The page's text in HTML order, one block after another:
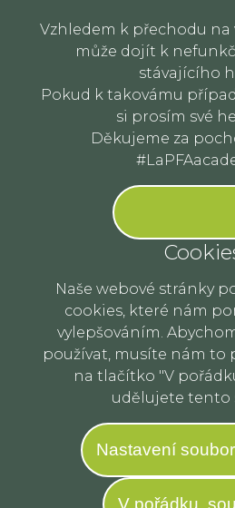
Vzhledem k přechodu na
může dojít k
stávajícího
Pokud k takovámu
si prosím své
Děkujeme za
Naše webové stránky
cookies, které nám
vylepšováním.
používat, musíte nám to
na tlačítko "V
udělujete tento
Nastavení